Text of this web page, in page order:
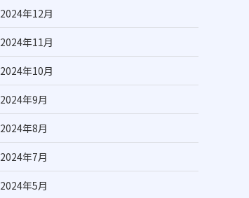
2024年12月
2024年11月
2024年10月
2024年9月
2024年8月
2024年7月
2024年5月